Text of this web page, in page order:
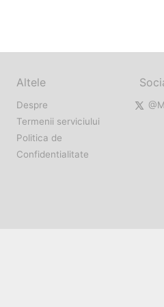
Altele
Despre
Termenii serviciului
Politica de
Confidentialitate